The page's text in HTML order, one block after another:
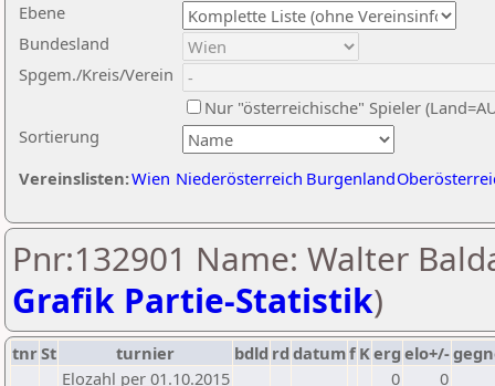
Ebene
Sortierung
Bundesland
Spgem./Kreis/Verein
Nur "österreichische" Spieler
Vereinslisten:Wien Niederösterreich Burgenland
Pnr:132901 Name: Walter
Grafik Partie-Statistik)
tnrSt turnier bdld rd datumf Kerg elo+/-
Elozahl per 01.10.2015
0
0